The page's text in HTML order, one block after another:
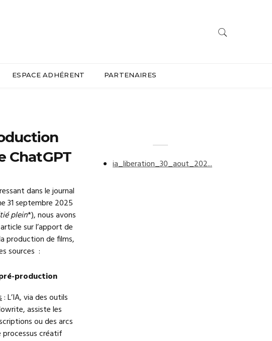
ESPACE ADHÉRENT PARTENAIRES
ChatGPT
dans le journal
31 septembre 2025
plein*), nous avons
sur l’apport de
production de films,
sources :
production
: L’IA, via des outils
assiste les
ou des arcs
processus créatif
ia_liberation_30_aout_202...